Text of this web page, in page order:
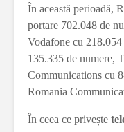
În această perioadă,
portare 702.048 de
Vodafone cu
135.335 de numere,
Communications cu
Romania
În ceea ce privește